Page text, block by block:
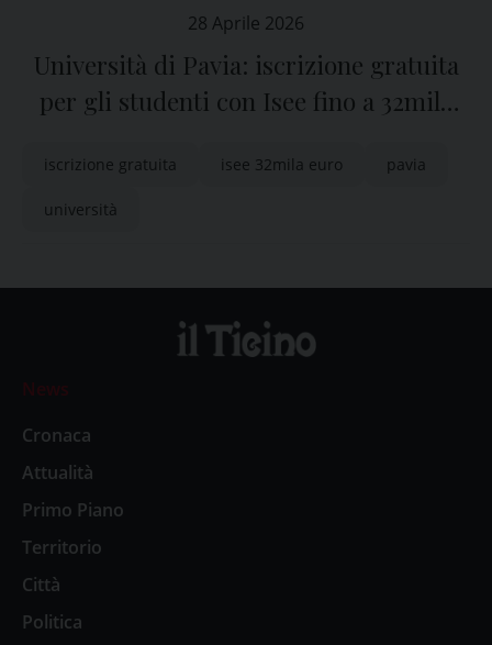
28 Aprile 2026
Università di Pavia: iscrizione gratuita
per gli studenti con Isee fino a 32mila
iscrizione gratuita isee 32mila euro pavia
università
News
Cronaca
Attualità
Primo Piano
Territorio
Città
Politica